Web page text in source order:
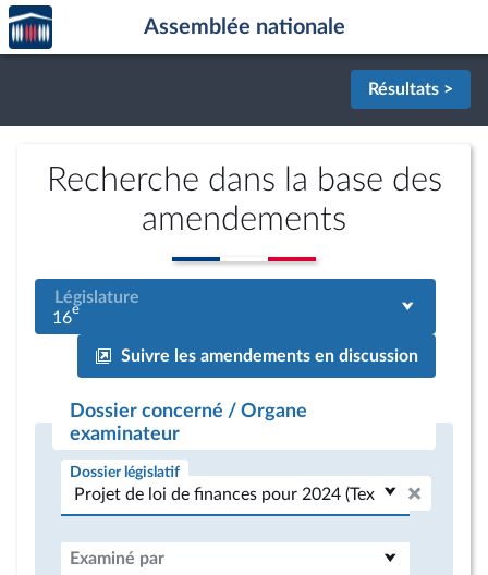
Aller au contenu
Aller en bas de la page
Accèder
à la
page
Assemblée nationale
Résultats >
Recherche dans la base des
amendements
Législature
16e
Suivre les amendements en discussion
Dossier concerné / Organe
examinateur
Dossier législatif
Examiné par